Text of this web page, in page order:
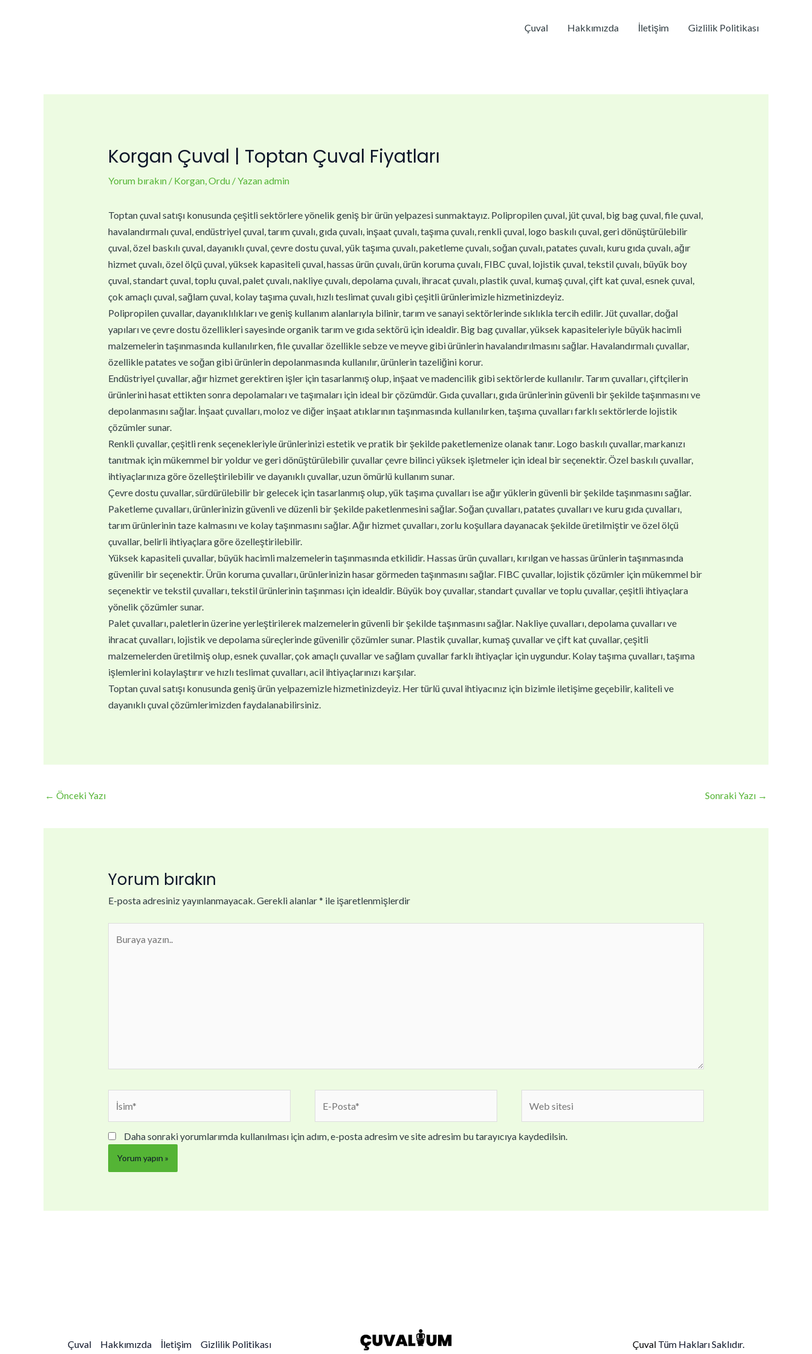
Çuval Hakkımızda İletişim Gizlilik Politikası
Korgan Çuval | Toptan Çuval Fiyatları
Yorum bırakın / Korgan,Ordu/ Yazanadmin
Toptan çuval satışı konusunda çeşitli sektörlere yönelik geniş bir ürün yelpazesi sunmaktayız. Polipropilen çuval, jüt çuval, big bag çuval, file çuval,
havalandırmalı çuval, endüstriyel çuval, tarım çuvalı, gıda çuvalı, inşaat çuvalı, taşıma çuvalı, renkli çuval, logo baskılı çuval, geri dönüştürülebilir
çuval, özel baskılı çuval, dayanıklı çuval, çevre dostu çuval, yük taşıma çuvalı, paketleme çuvalı, soğan çuvalı, patates çuvalı, kuru gıda çuvalı, ağır
hizmet çuvalı, özel ölçü çuval, yüksek kapasiteli çuval, hassas ürün çuvalı, ürün koruma çuvalı, FIBC çuval, lojistik çuval, tekstil çuvalı, büyük boy
çuval, standart çuval, toplu çuval, palet çuvalı, nakliye çuvalı, depolama çuvalı, ihracat çuvalı, plastik çuval, kumaş çuval, çift kat çuval, esnek çuval,
çok amaçlı çuval, sağlam çuval, kolay taşıma çuvalı, hızlı teslimat çuvalı gibi çeşitli ürünlerimizle hizmetinizdeyiz.
Polipropilen çuvallar, dayanıklılıkları ve geniş kullanım alanlarıyla bilinir, tarım ve sanayi sektörlerinde sıklıkla tercih edilir. Jüt çuvallar, doğal
yapıları ve çevre dostu özellikleri sayesinde organik tarım ve gıda sektörü için idealdir. Big bag çuvallar, yüksek kapasiteleriyle büyük hacimli
malzemelerin taşınmasında kullanılırken, file çuvallar özellikle sebze ve meyve gibi ürünlerin havalandırılmasını sağlar. Havalandırmalı çuvallar,
özellikle patates ve soğan gibi ürünlerin depolanmasında kullanılır, ürünlerin tazeliğini korur.
Endüstriyel çuvallar, ağır hizmet gerektiren işler için tasarlanmış olup, inşaat ve madencilik gibi sektörlerde kullanılır. Tarım çuvalları, çiftçilerin
ürünlerini hasat ettikten sonra depolamaları ve taşımaları için ideal bir çözümdür. Gıda çuvalları, gıda ürünlerinin güvenli bir şekilde taşınmasını ve
depolanmasını sağlar. İnşaat çuvalları, moloz ve diğer inşaat atıklarının taşınmasında kullanılırken, taşıma çuvalları farklı sektörlerde lojistik
çözümler sunar.
Renkli çuvallar, çeşitli renk seçenekleriyle ürünlerinizi estetik ve pratik bir şekilde paketlemenize olanak tanır. Logo baskılı çuvallar, markanızı
tanıtmak için mükemmel bir yoldur ve geri dönüştürülebilir çuvallar çevre bilinci yüksek işletmeler için ideal bir seçenektir. Özel baskılı çuvallar,
ihtiyaçlarınıza göre özelleştirilebilir ve dayanıklı çuvallar, uzun ömürlü kullanım sunar.
Çevre dostu çuvallar, sürdürülebilir bir gelecek için tasarlanmış olup, yük taşıma çuvalları ise ağır yüklerin güvenli bir şekilde taşınmasını sağlar.
Paketleme çuvalları, ürünlerinizin güvenli ve düzenli bir şekilde paketlenmesini sağlar. Soğan çuvalları, patates çuvalları ve kuru gıda çuvalları,
tarım ürünlerinin taze kalmasını ve kolay taşınmasını sağlar. Ağır hizmet çuvalları, zorlu koşullara dayanacak şekilde üretilmiştir ve özel ölçü
çuvallar, belirli ihtiyaçlara göre özelleştirilebilir.
Yüksek kapasiteli çuvallar, büyük hacimli malzemelerin taşınmasında etkilidir. Hassas ürün çuvalları, kırılgan ve hassas ürünlerin taşınmasında
güvenilir bir seçenektir. Ürün koruma çuvalları, ürünlerinizin hasar görmeden taşınmasını sağlar. FIBC çuvallar, lojistik çözümler için mükemmel bir
seçenektir ve tekstil çuvalları, tekstil ürünlerinin taşınması için idealdir. Büyük boy çuvallar, standart çuvallar ve toplu çuvallar, çeşitli ihtiyaçlara
yönelik çözümler sunar.
Palet çuvalları, paletlerin üzerine yerleştirilerek malzemelerin güvenli bir şekilde taşınmasını sağlar. Nakliye çuvalları, depolama çuvalları ve
ihracat çuvalları, lojistik ve depolama süreçlerinde güvenilir çözümler sunar. Plastik çuvallar, kumaş çuvallar ve çift kat çuvallar, çeşitli
malzemelerden üretilmiş olup, esnek çuvallar, çok amaçlı çuvallar ve sağlam çuvallar farklı ihtiyaçlar için uygundur. Kolay taşıma çuvalları, taşıma
işlemlerini kolaylaştırır ve hızlı teslimat çuvalları, acil ihtiyaçlarınızı karşılar.
Toptan çuval satışı konusunda geniş ürün yelpazemizle hizmetinizdeyiz. Her türlü çuval ihtiyacınız için bizimle iletişime geçebilir, kaliteli ve
dayanıklı çuval çözümlerimizden faydalanabilirsiniz.
← Önceki Yazı Sonraki Yazı →
Yorum bırakın
E-posta adresiniz yayınlanmayacak.Gerekli alanlar* ile işaretlenmişlerdir
Daha sonraki yorumlarımda kullanılması için adım, e-posta adresim ve site adresim bu tarayıcıya kaydedilsin.
Çuval Hakkımızda İletişim Gizlilik Politikası ÇuvalTüm Hakları Saklıdır.